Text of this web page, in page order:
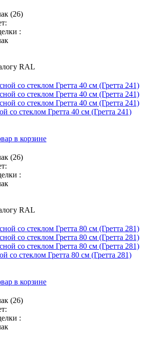
(26)
:
RAL
со стеклом Гретта 40 см (Гретта 241)
в корзине
(26)
:
RAL
со стеклом Гретта 80 см (Гретта 281)
в корзине
(26)
: